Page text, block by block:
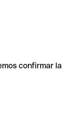
confirmar la